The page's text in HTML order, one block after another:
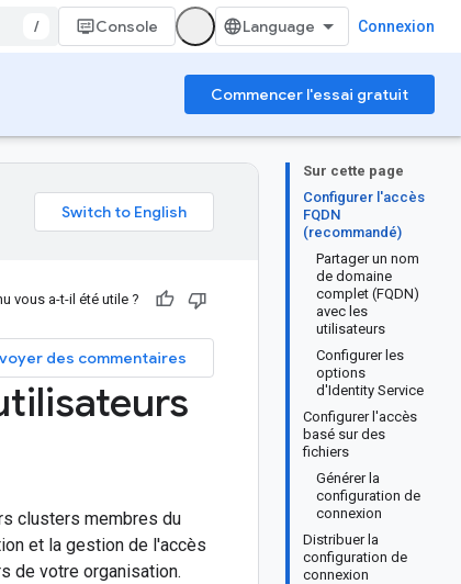
/ Console Connexion
Commencer l'essai gratuit
Sur cette page
Configurer l'accès
FQDN
(recommandé)
Partager un nom
de domaine
complet (FQDN)
avec les
utilisateurs
Configurer les
options
d'Identity Service
Configurer l'accès
basé sur des
fichiers
Générer la
configuration de
connexion
Distribuer la
configuration de
connexion
vous a-t-il été utile ?
des commentaires
clusters membres du
et la gestion de l'accès
de votre organisation.